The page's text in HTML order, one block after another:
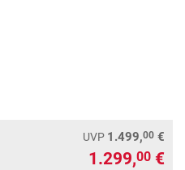
UVP 1.499,00 €
1.299,00 €